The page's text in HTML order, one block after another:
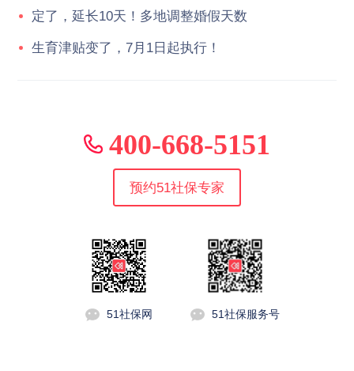
定了，延长10天！多地调整婚假天数
生育津贴变了，7月1日起执行！
400-668-5151
预约51社保专家
51社保网 51社保服务号